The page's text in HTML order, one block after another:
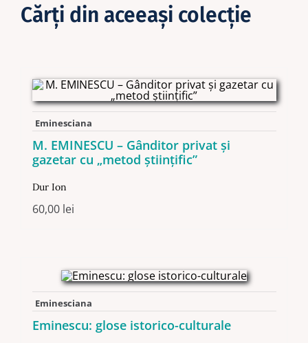
Cărţi din aceeaşi colecţie
Eminesciana
M. EMINESCU – Gânditor privat şi
gazetar cu „metod ştiinţific”
Dur Ion
60,00 lei
Eminesciana
Eminescu: glose istorico-culturale